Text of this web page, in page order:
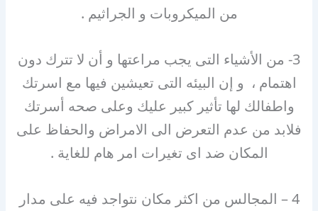
من الميكروبات و الجراثيم .
3- من الأشياء التى يجب مراعتها و أن لا تترك دون
اهتمام ، و إن البيئه التى تعيشين فيها مع اسرتك
واطفالك لها تأثير كبير عليك وعلى صحه أسرتك
فلابد من عدم التعرض الى الامراض والحفاظ على
المكان ضد اى تغيرات امر هام للغاية .
4 – المجالس من اكثر مكان نتواجد فيه على مدار